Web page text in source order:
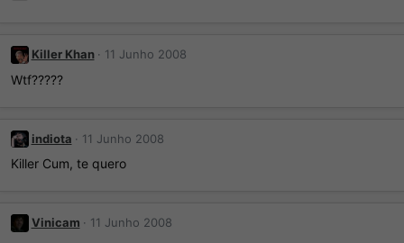
Killer Khan 11 Junho 2008
Wtf?????
indiota 11 Junho 2008
Killer Cum, te quero
Vinicam 11 Junho 2008